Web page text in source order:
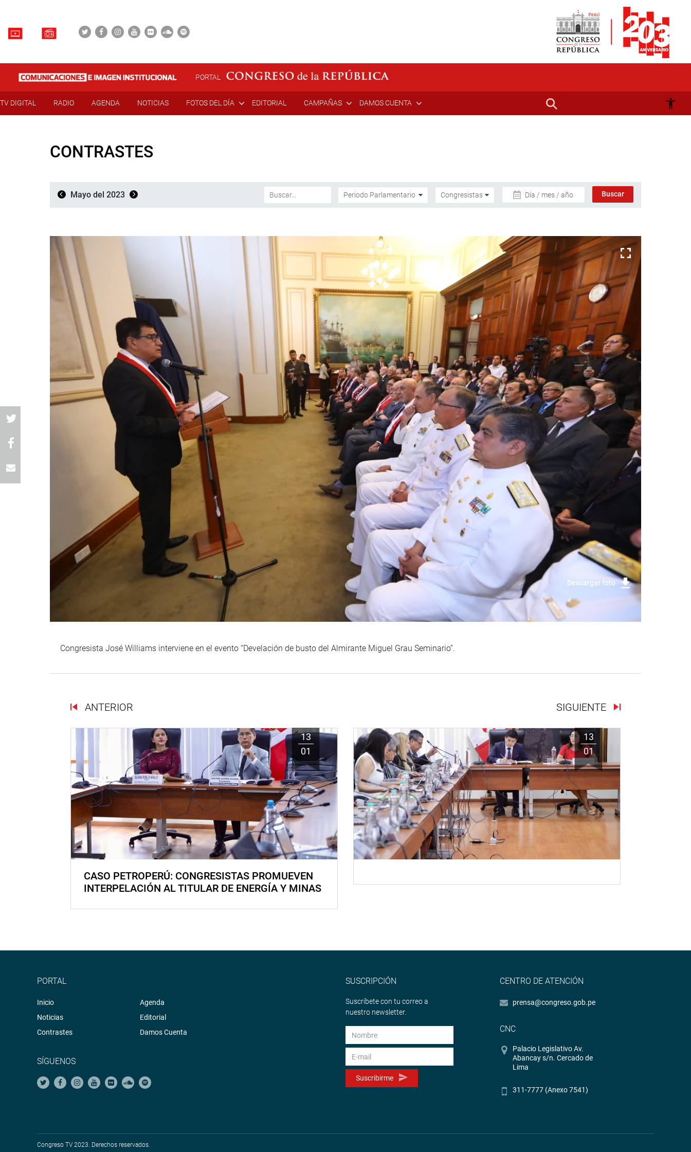
PORTAL
TV DIGITAL RADIO AGENDA NOTICIAS FOTOS DEL DÍA EDITORIAL CAMPAÑAS DAMOS CUENTA
CONTRASTES
Mayo del 2023 Día / mes / año
Descargar foto
Congresista José Williams interviene en el evento “Develación de busto del Almirante Miguel Grau Seminario”.
ANTERIOR SIGUIENTE
13
01
CASO PETROPERÚ: CONGRESISTAS PROMUEVEN
INTERPELACIÓN AL TITULAR DE ENERGÍA Y MINAS
13
01
PORTAL
Inicio
Noticias
Contrastes
Agenda
Editorial
Damos Cuenta
SÍGUENOS
SUSCRIPCIÓN
Suscríbete con tu correo a
nuestro newsletter.
Suscribirme
CENTRO DE ATENCIÓN
prensa@congreso.gob.pe
CNC
Palacio Legislativo Av.
Abancay s/n. Cercado de
Lima
311-7777 (Anexo 7541)
Congreso TV 2023. Derechos reservados.